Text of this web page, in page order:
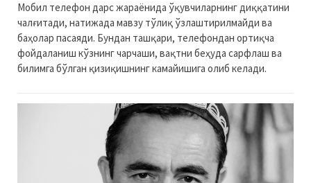
Мобил телефон дарс жараёнида ўқувчиларнинг диққатини
чалғитади, натижада мавзу тўлиқ ўзлаштирилмайди ва
баҳолар пасаяди. Бундан ташқари, телефондан ортиқча
фойдаланиш кўзнинг чарчаши, вақтни беҳуда сарфлаш ва
билимга бўлган қизиқишнинг камайишига олиб келади.